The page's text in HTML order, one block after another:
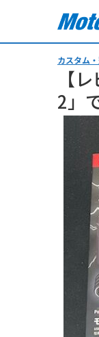
カスタム
【
2」